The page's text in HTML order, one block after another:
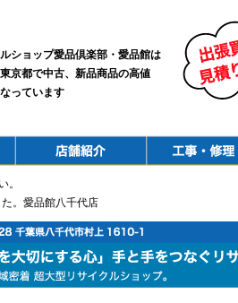
ショップ愛品倶楽部・愛品館は
京都で中古、新品商品の高値
っています
。
。愛品館八千代店